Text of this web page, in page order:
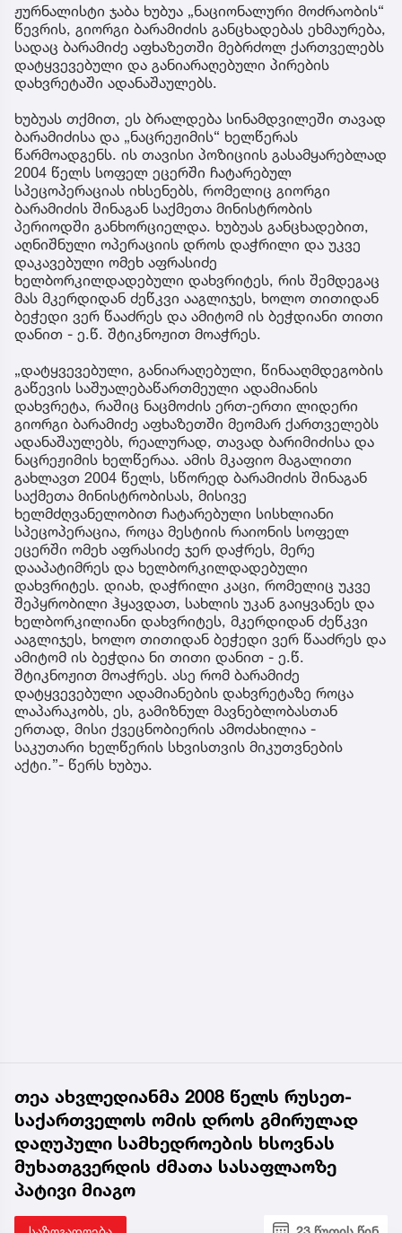
ჟურნალისტი ჯაბა ხუბუა „ნაციონალური მოძრაობის“
წევრის, გიორგი ბარამიძის განცხადებას ეხმაურება,
სადაც ბარამიძე აფხაზეთში მებრძოლ ქართველებს
დატყვევებული და განიარაღებული პირების
დახვრეტაში ადანაშაულებს.
ხუბუას თქმით, ეს ბრალდება სინამდვილეში თავად
ბარამიძისა და „ნაცრეჟიმის“ ხელწერას
წარმოადგენს. ის თავისი პოზიციის გასამყარებლად
2004 წელს სოფელ ეცერში ჩატარებულ
სპეცოპერაციას იხსენებს, რომელიც გიორგი
ბარამიძის შინაგან საქმეთა მინისტრობის
პერიოდში განხორციელდა. ხუბუას განცხადებით,
აღნიშნული ოპერაციის დროს დაჭრილი და უკვე
დაკავებული ომეხ აფრასიძე
ხელბორკილდადებული დახვრიტეს, რის შემდეგაც
მას მკერდიდან ძეწკვი ააგლიჯეს, ხოლო თითიდან
ბეჭედი ვერ წააძრეს და ამიტომ ის ბეჭდიანი თითი
დანით - ე.წ. შტიკნოჟით მოაჭრეს.
„დატყვევებული, განიარაღებული, წინააღმდეგობის
გაწევის საშუალებაწართმეული ადამიანის
დახვრეტა, რაშიც ნაცმოძის ერთ-ერთი ლიდერი
გიორგი ბარამიძე აფხაზეთში მეომარ ქართველებს
ადანაშაულებს, რეალურად, თავად ბარიმიძისა და
ნაცრეჟიმის ხელწერაა. ამის მკაფიო მაგალითი
გახლავთ 2004 წელს, სწორედ ბარამიძის შინაგან
საქმეთა მინისტრობისას, მისივე
ხელმძღვანელობით ჩატარებული სისხლიანი
სპეცოპერაცია, როცა მესტიის რაიონის სოფელ
ეცერში ომეხ აფრასიძე ჯერ დაჭრეს, მერე
დააპატიმრეს და ხელბორკილდადებული
დახვრიტეს. დიახ, დაჭრილი კაცი, რომელიც უკვე
შეპყრობილი ჰყავდათ, სახლის უკან გაიყვანეს და
ხელბორკილიანი დახვრიტეს, მკერდიდან ძეწკვი
ააგლიჯეს, ხოლო თითიდან ბეჭედი ვერ წააძრეს და
ამიტომ ის ბეჭდია ნი თითი დანით - ე.წ.
შტიკნოჟით მოაჭრეს. ასე რომ ბარამიძე
დატყვევებული ადამიანების დახვრეტაზე როცა
ლაპარაკობს, ეს, გამიზნულ მავნებლობასთან
ერთად, მისი ქვეცნობიერის ამოძახილია -
საკუთარი ხელწერის სხვისთვის მიკუთვნების
აქტი.”- წერს ხუბუა.
თეა ახვლედიანმა 2008 წელს რუსეთ-
საქართველოს ომის დროს გმირულად
დაღუპული სამხედროების ხსოვნას
მუხათგვერდის ძმათა სასაფლაოზე
პატივი მიაგო